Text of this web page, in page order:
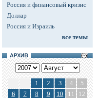
Россия и финансовый кризис
Доллар
Россия и Израиль
все темы
АРХИВ
1 2 3 4
5
6
7 8 9 10 11
12